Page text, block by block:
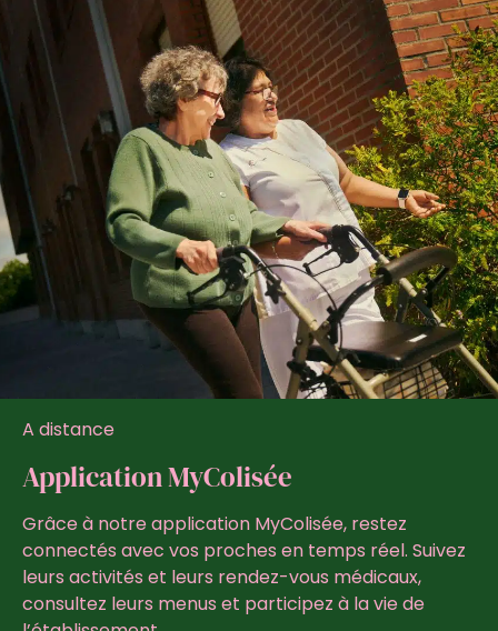
A distance
Application MyColisée
Grâce à notre application MyColisée, restez
connectés avec vos proches en temps réel. Suivez
leurs activités et leurs rendez-vous médicaux,
consultez leurs menus et participez à la vie de